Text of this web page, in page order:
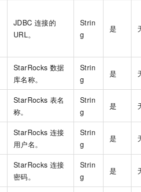
JDBC 连接的
URL。
Strin
g
是
StarRocks 数据
库名称。
Strin
g
是
StarRocks 表名
称。
Strin
g
是
StarRocks 连接
用户名。
Strin
g
是
StarRocks 连接
密码。
Strin
g
是